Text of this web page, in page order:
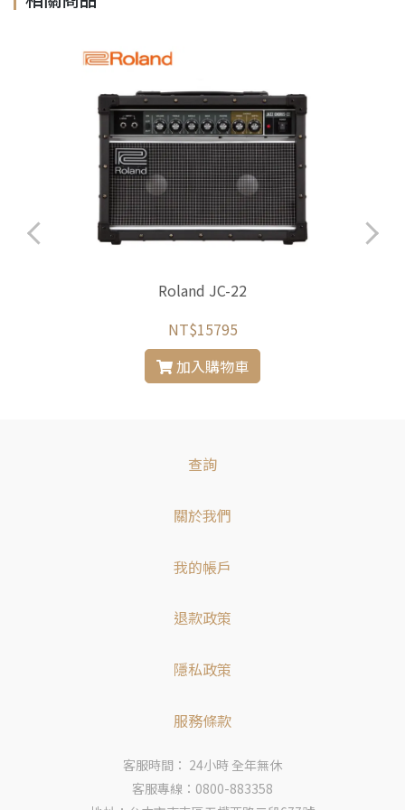
Roland JC-22
NT$15795
加入購物車
查詢
關於我們
我的帳戶
退款政策
隱私政策
服務條款
客服時間： 24小時 全年無休
客服專線：0800-883358